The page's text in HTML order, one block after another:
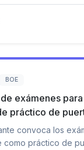
BOE
exámenes
práctico de
convoca los
como práctico de